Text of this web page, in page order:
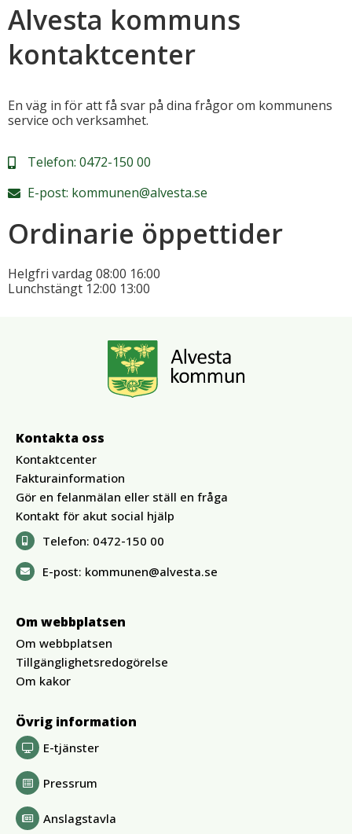
Alvesta kommuns
kontaktcenter
En väg in för att få svar på dina frågor om kommunens
service och verksamhet.
Telefon: 0472-150 00
E-post: kommunen@alvesta.se
Ordinarie öppettider
Helgfri vardag08:00 16:00
Lunchstängt 12:00 13:00
Kontakta oss
Kontaktcenter
Fakturainformation
Gör en felanmälan eller ställ en fråga
Kontakt för akut social hjälp
Telefon: 0472-150 00
E-post: kommunen@alvesta.se
Om webbplatsen
Om webbplatsen
Tillgänglighetsredogörelse
Om kakor
Övrig information
E-tjänster
Pressrum
Anslagstavla